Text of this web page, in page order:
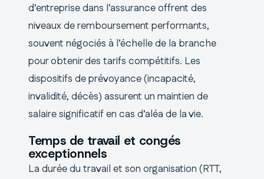
d’entreprise dans l’assurance offrent des
niveaux de remboursement performants,
souvent négociés à l’échelle de la branche
pour obtenir des tarifs compétitifs. Les
dispositifs de prévoyance (incapacité,
invalidité, décès) assurent un maintien de
salaire significatif en cas d’aléa de la vie.
Temps de travail et congés
exceptionnels
La durée du travail et son organisation (RTT,